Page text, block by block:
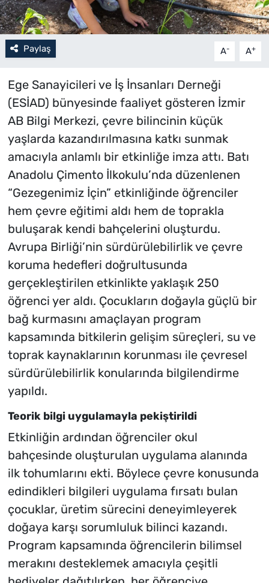
Paylaş A- A+
Ege Sanayicileri ve İş İnsanları Derneği
(ESİAD) bünyesinde faaliyet gösteren İzmir
AB Bilgi Merkezi, çevre bilincinin küçük
yaşlarda kazandırılmasına katkı sunmak
amacıyla anlamlı bir etkinliğe imza attı. Batı
Anadolu Çimento İlkokulu’nda düzenlenen
“Gezegenimiz İçin” etkinliğinde öğrenciler
hem çevre eğitimi aldı hem de toprakla
buluşarak kendi bahçelerini oluşturdu.
Avrupa Birliği’nin sürdürülebilirlik ve çevre
koruma hedefleri doğrultusunda
gerçekleştirilen etkinlikte yaklaşık 250
öğrenci yer aldı. Çocukların doğayla güçlü bir
bağ kurmasını amaçlayan program
kapsamında bitkilerin gelişim süreçleri, su ve
toprak kaynaklarının korunması ile çevresel
sürdürülebilirlik konularında bilgilendirme
yapıldı.
Teorik bilgi uygulamayla pekiştirildi
Etkinliğin ardından öğrenciler okul
bahçesinde oluşturulan uygulama alanında
ilk tohumlarını ekti. Böylece çevre konusunda
edindikleri bilgileri uygulama fırsatı bulan
çocuklar, üretim sürecini deneyimleyerek
doğaya karşı sorumluluk bilinci kazandı.
Program kapsamında öğrencilerin bilimsel
merakını desteklemek amacıyla çeşitli